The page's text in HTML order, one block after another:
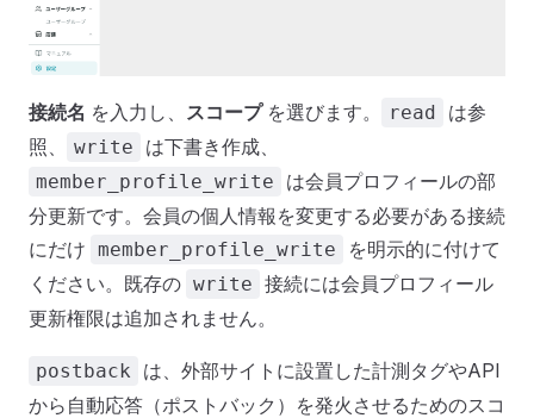
接続名 を入力し、 スコープを選びます。 read
は参
照、
write は下書き作成、
member_profile_write
は会員プロフィールの部
分更新です。会員の個人情報を変更する必要がある接続
にだけ member_profile_write
を明示的に付けて
ください。既存の write 接続には会員プロフィール
更新権限は追加されません。
postback
は、外部サイトに設置した計測タグやAPI
から自動応答（ポストバック）を発火させるためのスコ